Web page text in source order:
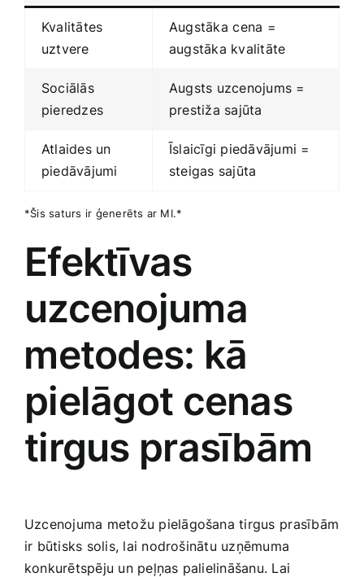
Kvalitātes
uztvere
Augstāka⁢ cena =
augstāka kvalitāte
Sociālās
pieredzes
Augsts uzcenojums =
prestiža sajūta
Atlaides un
piedāvājumi
Īslaicīgi piedāvājumi =
steigas sajūta
*Šis saturs ir ģenerēts ar MI.*
Efektīvas
uzcenojuma
⁤metodes: kā
pielāgot cenas
tirgus prasībām
Uzcenojuma‍ metožu pielāgošana tirgus ⁤prasībām
ir būtisks solis, lai nodrošinātu uzņēmuma
konkurētspēju un peļņas palielināšanu. Lai